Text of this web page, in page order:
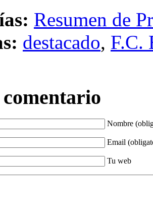
Resumen de
destacado, F.C.
Nombre
Email
Tu web